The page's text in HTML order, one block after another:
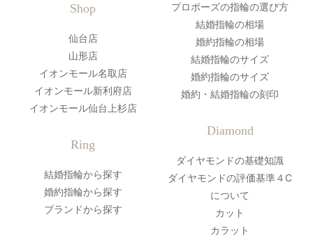
Shop
仙台店
山形店
イオンモール名取店
イオンモール新利府店
イオンモール仙台上杉店
Ring
結婚指輪から探す
婚約指輪から探す
ブランドから探す
プロポーズの指輪の選び方
結婚指輪の相場
婚約指輪の相場
結婚指輪のサイズ
婚約指輪のサイズ
婚約・結婚指輪の刻印
Diamond
ダイヤモンドの基礎知識
ダイヤモンドの評価基準４C
について
カット
カラット